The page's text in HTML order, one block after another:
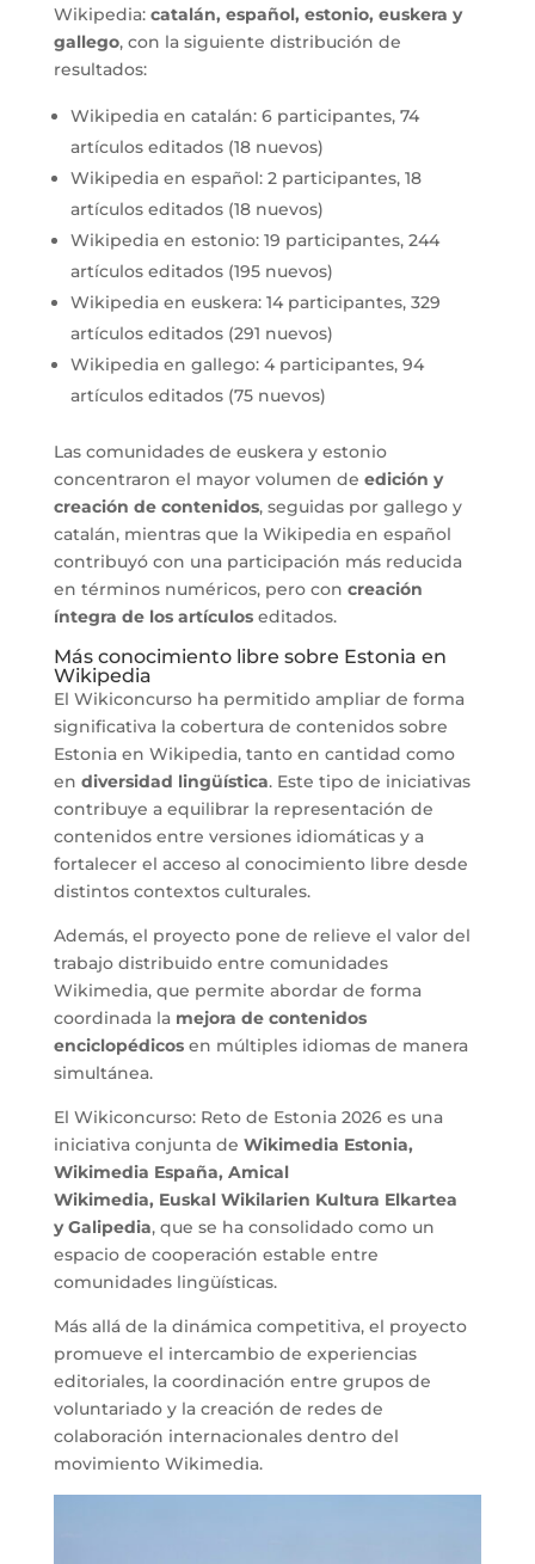
Wikipedia: catalán, español, estonio, euskera y
gallego, con la siguiente distribución de
resultados:
Wikipedia en catalán: 6 participantes, 74
artículos editados (18 nuevos)
Wikipedia en español: 2 participantes, 18
artículos editados (18 nuevos)
Wikipedia en estonio: 19 participantes, 244
artículos editados (195 nuevos)
Wikipedia en euskera: 14 participantes, 329
artículos editados (291 nuevos)
Wikipedia en gallego: 4 participantes, 94
artículos editados (75 nuevos)
Las comunidades de euskera y estonio
concentraron el mayor volumen de edición y
creación de contenidos, seguidas por gallego y
catalán, mientras que la Wikipedia en español
contribuyó con una participación más reducida
en términos numéricos, pero con creación
íntegra de los artículoseditados.
Más conocimiento libre sobre Estonia en
Wikipedia
El Wikiconcurso ha permitido ampliar de forma
significativa la cobertura de contenidos sobre
Estonia en Wikipedia, tanto en cantidad como
en diversidad lingüística. Este tipo de iniciativas
contribuye a equilibrar la representación de
contenidos entre versiones idiomáticas y a
fortalecer el acceso al conocimiento libre desde
distintos contextos culturales.
Además, el proyecto pone de relieve el valor del
trabajo distribuido entre comunidades
Wikimedia, que permite abordar de forma
coordinada la mejora de contenidos
enciclopédicosen múltiples idiomas de manera
simultánea.
El Wikiconcurso: Reto de Estonia 2026 es una
iniciativa conjunta de Wikimedia Estonia,
Wikimedia España, Amical
Wikimedia, Euskal Wikilarien Kultura Elkartea
y Galipedia, que se ha consolidado como un
espacio de cooperación estable entre
comunidades lingüísticas.
Más allá de la dinámica competitiva, el proyecto
promueve el intercambio de experiencias
editoriales, la coordinación entre grupos de
voluntariado y la creación de redes de
colaboración internacionales dentro del
movimiento Wikimedia.